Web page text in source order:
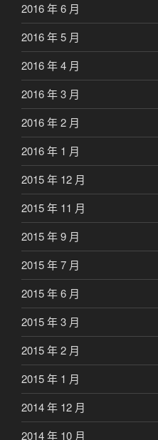
2016 年 6 月
2016 年 5 月
2016 年 4 月
2016 年 3 月
2016 年 2 月
2016 年 1 月
2015 年 12 月
2015 年 11 月
2015 年 9 月
2015 年 7 月
2015 年 6 月
2015 年 3 月
2015 年 2 月
2015 年 1 月
2014 年 12 月
2014 年 10 月